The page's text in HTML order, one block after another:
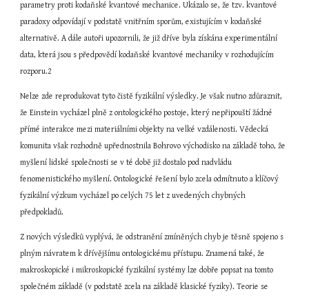
parametry proti kodaňské kvantové mechanice. Ukázalo se, že tzv. kvantové
paradoxy odpovídají v podstatě vnitřním sporům, existujícím v kodaňské
alternativě. A dále autoři upozornili, že již dříve byla získána experimentální
data, která jsou s předpovědí kodaňské kvantové mechaniky v rozhodujícím
rozporu.2
Nelze zde reprodukovat tyto čistě fyzikální výsledky. Je však nutno zdůraznit,
že Einstein vycházel plně z ontologického postoje, který nepřipouští žádné
přímé interakce mezi materiálními objekty na velké vzdálenosti. Vědecká
komunita však rozhodně upřednostnila Bohrovo východisko na základě toho, že
myšlení lidské společnosti se v té době již dostalo pod nadvládu
fenomenistického myšlení. Ontologické řešení bylo zcela odmítnuto a klíčový
fyzikální výzkum vycházel po celých 75 let z uvedených chybných
předpokladů.
Z nových výsledků vyplývá, že odstranění zmíněných chyb je těsně spojeno s
plným návratem k dřívějšímu ontologickému přístupu. Znamená také, že
makroskopické i mikroskopické fyzikální systémy lze dobře popsat na tomto
společném základě (v podstatě zcela na základě klasické fyziky). Teorie se